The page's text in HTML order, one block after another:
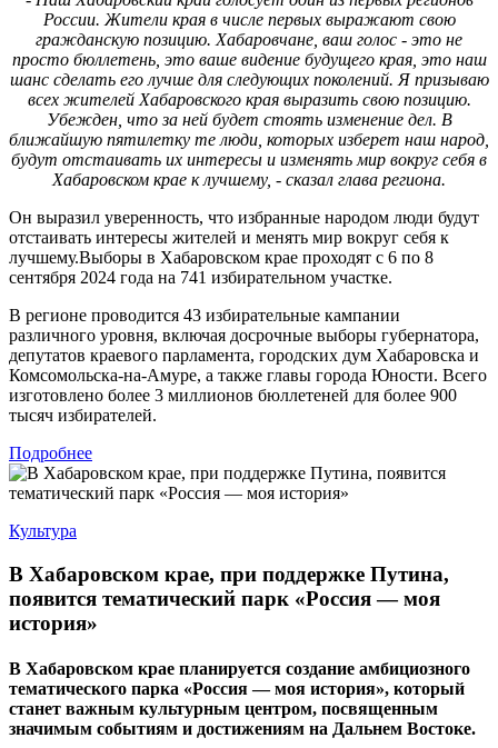
России. Жители края в числе первых выражают свою
гражданскую позицию. Хабаровчане, ваш голос - это не
просто бюллетень, это ваше видение будущего края, это наш
шанс сделать его лучше для следующих поколений. Я призываю
всех жителей Хабаровского края выразить свою позицию.
Убежден, что за ней будет стоять изменение дел. В
ближайшую пятилетку те люди, которых изберет наш народ,
будут отстаивать их интересы и изменять мир вокруг себя в
Хабаровском крае к лучшему, - сказал глава региона.
Он выразил уверенность, что избранные народом люди будут
отстаивать интересы жителей и менять мир вокруг себя к
лучшему.Выборы в Хабаровском крае проходят с 6 по 8
сентября 2024 года на 741 избирательном участке.
В регионе проводится 43 избирательные кампании
различного уровня, включая досрочные выборы губернатора,
депутатов краевого парламента, городских дум Хабаровска и
Комсомольска-на-Амуре, а также главы города Юности. Всего
изготовлено более 3 миллионов бюллетеней для более 900
тысяч избирателей.
Подробнее
Культура
В Хабаровском крае, при поддержке Путина,
появится тематический парк «Россия — моя
история»
В Хабаровском крае планируется создание амбициозного
тематического парка «Россия — моя история», который
станет важным культурным центром, посвященным
значимым событиям и достижениям на Дальнем Востоке.